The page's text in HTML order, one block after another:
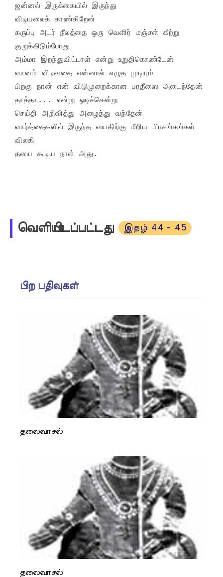
ஜன்னல் இருக்கையில் இருந்து
விடியலைக் காண்கிறேன்
கருப்பு அடர் நீலத்தை ஒரு வெளிர் மஞ்சள் கீற்று
குறுக்கிடும்போது
அம்மா இறந்துவிட்டாள் என்று உறுதிகொண்டேன்
வானம் விடிவதை என்னால் எழுத முடியும்
பிறகு நான் என் விடுமுறைக்கான பரதீஸை அடைந்தேன்
தாத்தா... என்று ஓடிச்சென்று
செய்தி அறிவித்து அழைத்து வந்தேன்
வார்த்தைகளில் இருந்த வயதிற்கு மீறிய பிரசங்கங்கள்
விலகி
தயை கூடிய நாள் அது.
வெளியிடப்பட்டது இதழ் 44 - 45
பிற பதிவுகள்
தலைவாசல்
தலைவாசல்